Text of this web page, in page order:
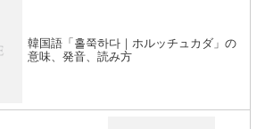
韓国語「홀쭉하다｜ホルッチュカダ」の
意味、発音、読み方